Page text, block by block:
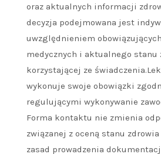
oraz aktualnych informacji
decyzja podejmowana jest
uwzględnieniem
medycznych i aktualnego stanu
korzystającej ze
wykonuje swoje obowiązki
regulującymi wykonywanie
Forma kontaktu nie zmienia
związanej z oceną stanu
zasad prowadzenia